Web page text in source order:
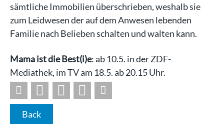
sämtliche Immobilien überschrieben, weshalb sie
zum Leidwesen der auf dem Anwesen lebenden
Familie nach Belieben schalten und walten kann.
Mama ist die Best(i)e: ab 10.5. in der ZDF-
Mediathek, im TV am 18.5. ab 20.15 Uhr.
Back